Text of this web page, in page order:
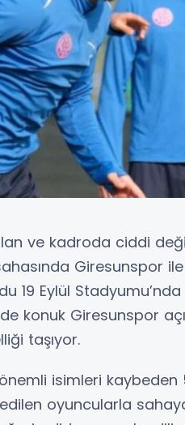
ve kadroda ciddi
Giresunspor ile
19 Eylül
konuk Giresunspor
taşıyor.
isimleri kaybeden
oyuncularla